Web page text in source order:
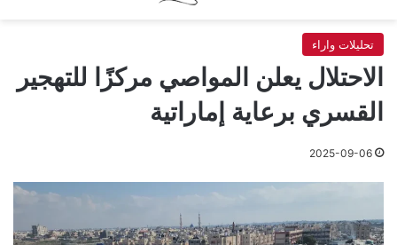
تحليلات واراء
الاحتلال يعلن المواصي مركزًا للتهجير
القسري برعاية إماراتية
2025-09-06